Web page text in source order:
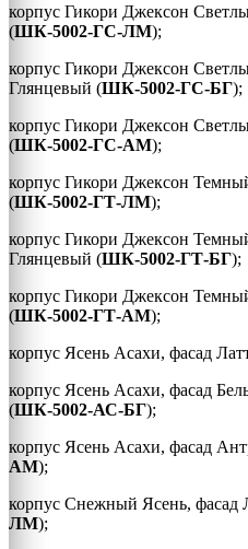
корпус Гикори Джексон
(ШК-5002-ГС-ЛМ);
корпус Гикори Джексон
Глянцевый (ШК-5002-ГС-БГ);
корпус Гикори Джексон
(ШК-5002-ГС-АМ);
корпус Гикори Джексон
(ШК-5002-ГТ-ЛМ);
корпус Гикори Джексон
Глянцевый (ШК-5002-ГТ-БГ);
корпус Гикори Джексон
(ШК-5002-ГТ-АМ);
корпус Ясень Асахи, фасад
корпус Ясень Асахи, фасад
(ШК-5002-АС-БГ);
корпус Ясень Асахи, фасад
АМ);
корпус Снежный Ясень, фасад
ЛМ);